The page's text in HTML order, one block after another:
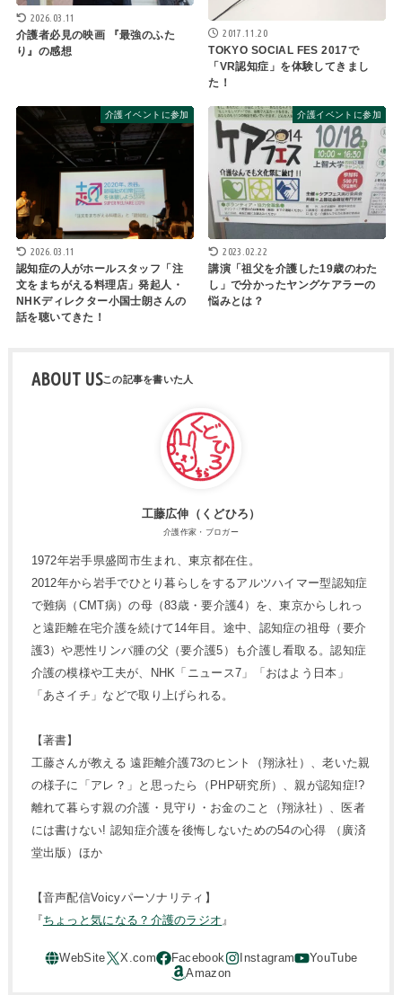
2026.03.11
介護者必見の映画 『最強のふた
り』の感想
2017.11.20
TOKYO SOCIAL FES 2017で
「VR認知症」を体験してきまし
た！
介護イベントに参加
2026.03.11
認知症の人がホールスタッフ「注
文をまちがえる料理店」発起人・
NHKディレクター小国士朗さんの
話を聴いてきた！
介護イベントに参加
2023.02.22
講演「祖父を介護した19歳のわた
し」で分かったヤングケアラーの
悩みとは？
ABOUT US
工藤広伸（くどひろ）
介護作家・ブロガー
1972年岩手県盛岡市生まれ、東京都在住。
2012年から岩手でひとり暮らしをするアルツハイマー型認知症
で難病（CMT病）の母（83歳・要介護4）を、東京からしれっ
と遠距離在宅介護を続けて14年目。途中、認知症の祖母（要介
護3）や悪性リンパ腫の父（要介護5）も介護し看取る。認知症
介護の模様や工夫が、NHK「ニュース7」「おはよう日本」
「あさイチ」などで取り上げられる。
【著書】
工藤さんが教える 遠距離介護73のヒント（翔泳社）、老いた親
の様子に「アレ？」と思ったら（PHP研究所）、親が認知症!?
離れて暮らす親の介護・見守り・お金のこと（翔泳社）、医者
には書けない! 認知症介護を後悔しないための54の心得 （廣済
堂出版）ほか
【音声配信Voicyパーソナリティ】
『ちょっと気になる？介護のラジオ』